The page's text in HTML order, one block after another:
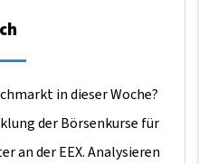
in dieser Woche?
der Börsenkurse für
an der EEX. Analysieren